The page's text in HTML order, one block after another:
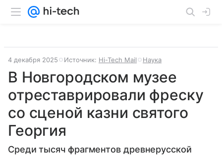
4 декабря 2025 Источник: Hi-Tech Mail Наука
В Новгородском музее
отреставрировали фреску
со сценой казни святого
Георгия
Среди тысяч фрагментов древнерусской